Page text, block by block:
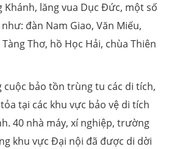
lăng vua Dục Đức, một số
đàn Nam Giao, Văn Miếu,
Thơ, hồ Học Hải, chùa Thiên
cuộc bảo tồn trùng tu các di tích,
tại các khu vực bảo vệ di tích
40 nhà máy, xí nghiệp, trường
khu vực Đại nội đã được di dời